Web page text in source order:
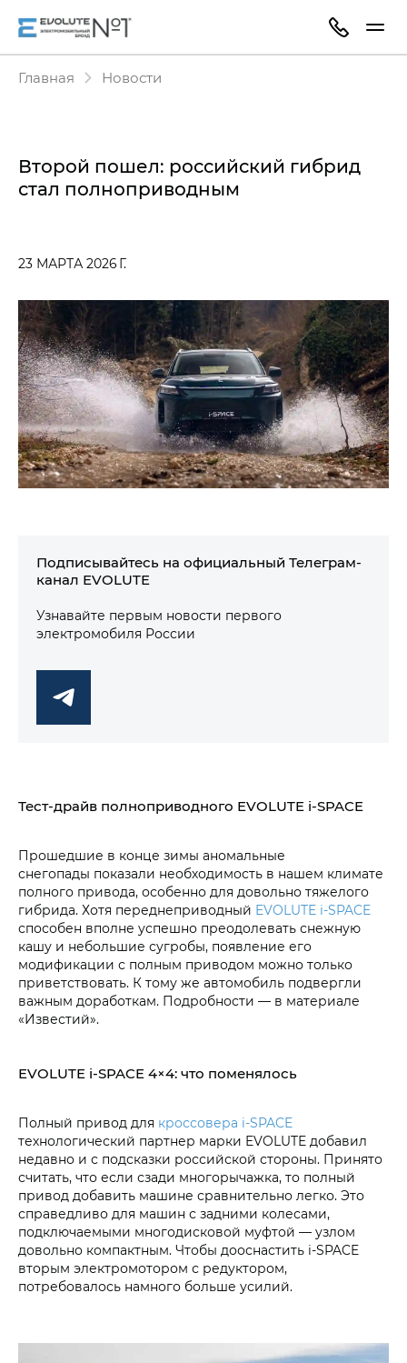
Главная Новости
Второй пошел: российский гибрид
стал полноприводным
23 МАРТА 2026 Г.
Подписывайтесь на официальный Телеграм-
канал EVOLUTE
Узнавайте первым новости первого
электромобиля России
Тест-драйв полноприводного EVOLUTE i‑SPACE
Прошедшие в конце зимы аномальные
снегопады показали необходимость в нашем климате
полного привода, особенно для довольно тяжелого
гибрида. Хотя переднеприводный EVOLUTE i‑SPACE
способен вполне успешно преодолевать снежную
кашу и небольшие сугробы, появление его
модификации с полным приводом можно только
приветствовать. К тому же автомобиль подвергли
важным доработкам. Подробности — в материале
«Известий».
EVOLUTE i‑SPACE 4×4: что поменялось
Полный привод для кроссовера i‑SPACE
технологический партнер марки EVOLUTE добавил
недавно и с подсказки российской стороны. Принято
считать, что если сзади многорычажка, то полный
привод добавить машине сравнительно легко. Это
справедливо для машин с задними колесами,
подключаемыми многодисковой муфтой — узлом
довольно компактным. Чтобы дооснастить i‑SPACE
вторым электромотором с редуктором,
потребовалось намного больше усилий.